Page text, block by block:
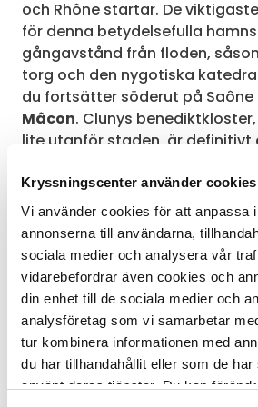
Kryssningscenter använder cookies
Vi använder cookies för att anpassa
annonserna till användarna,
sociala medier och analysera vår
vidarebefordrar även cookies och
din enhet till de sociala medier och
analysföretag som vi samarbetar
tur kombinera informationen med
du har tillhandahållit eller som de
använt deras tjänster. Du kan
och Rhône startar. De
för denna betydelsefulla
gångavstånd från floden,
torg och den nygotiska
du fortsätter söderut på Saône
Mâcon. Clunys
lite utanför staden, är definitivt
världens största kyrkobyggnad.